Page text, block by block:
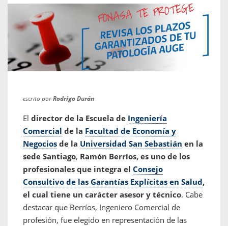
escrito porRodrigo Durán
El director de la Escuela de Ingeniería
Comercial de la Facultad de Economía y
Negocios de la Universidad San Sebastián en la
sede Santiago, Ramón Berríos, es uno de los
profesionales que integra el Consejo
Consultivo de las Garantías Explícitas en Salud,
el cual tiene un carácter asesor y técnico. Cabe
destacar que Berríos, Ingeniero Comercial de
profesión, fue elegido en representación de las